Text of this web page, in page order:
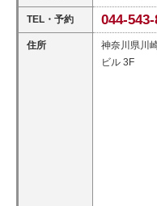
TEL・予約 044-
住所
神奈川県川
ビル 3F